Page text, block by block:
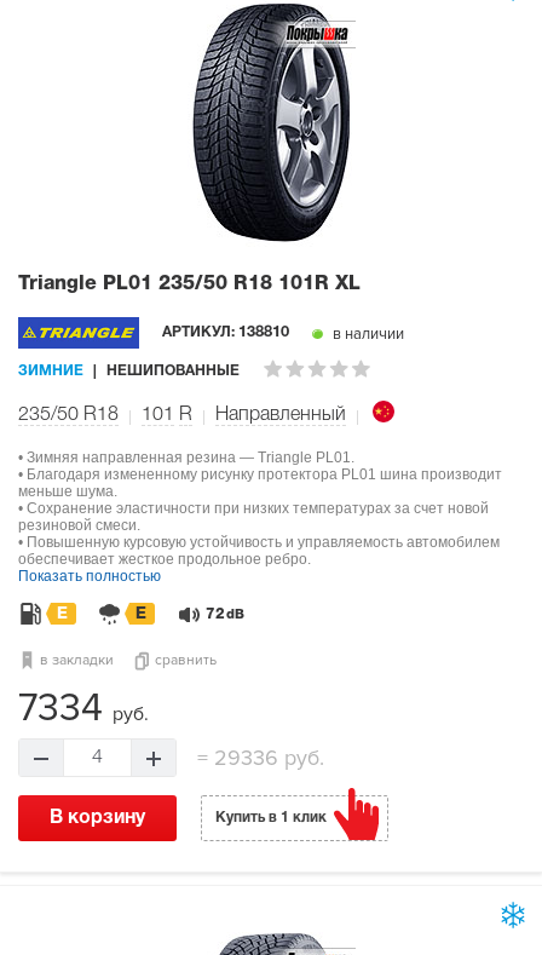
Triangle PL01 235/50 R18 101R XL
АРТИКУЛ: 138810 в наличии
ЗИМНИЕ НЕШИПОВАННЫЕ
235/50 R18 101 R Направленный
• Зимняя направленная резина — Triangle PL01.
• Благодаря измененному рисунку протектора PL01 шина производит
меньше шума.
• Сохранение эластичности при низких температурах за счет новой
резиновой смеси.
• Повышенную курсовую устойчивость и управляемость автомобилем
обеспечивает жесткое продольное ребро.
Показать полностью
E E 72 dB
в закладки сравнить
7334 руб.
4 = 29336 руб.
В корзину Купить в 1 клик